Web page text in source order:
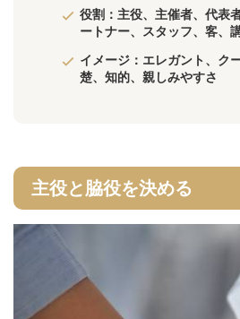
役割：主役、主催者、代表
ートナー、スタッフ、客、
イメージ：エレガント、ク
楚、知的、親しみやすさ
主役と脇役を決める